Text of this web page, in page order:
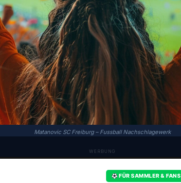
Matanovic SC Freiburg – Fussball Nachschlagewerk
WERBUNG
FÜR SAMMLER & FANS